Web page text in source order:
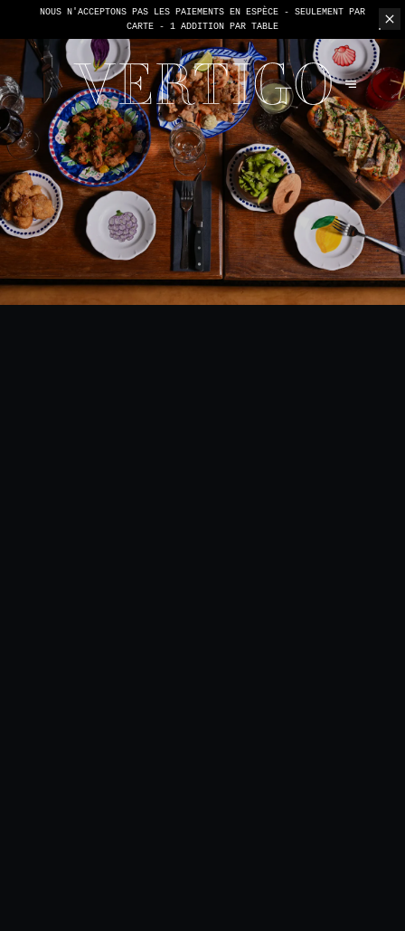
NOUS N'ACCEPTONS PAS LES PAIEMENTS EN ESPÈCE - SEULEMENT PAR
CARTE - 1 ADDITION PAR TABLE